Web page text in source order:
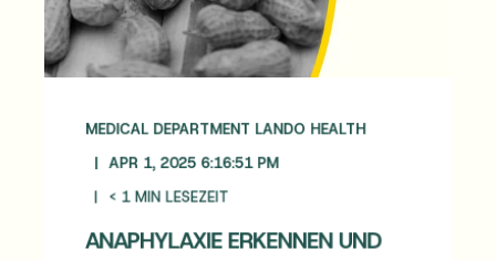
MEDICAL DEPARTMENT LANDO HEALTH
APR 1, 2025 6:16:51 PM
< 1 MIN LESEZEIT
ANAPHYLAXIE ERKENNEN UND